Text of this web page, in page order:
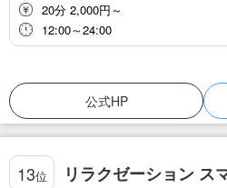
20分 2,000円～
12:00～24:00
公式HP
13位 リラクゼーション ス